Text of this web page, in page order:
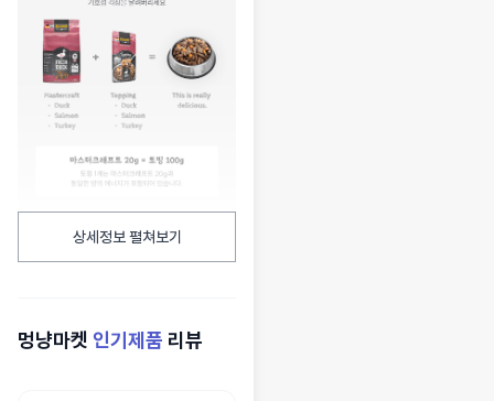
상세정보 펼쳐보기
멍냥마켓 인기제품 리뷰